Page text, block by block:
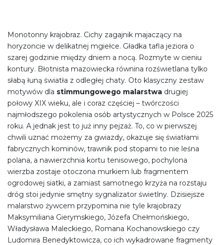
Monotonny krajobraz. Cichy zagajnik majaczący na
horyzoncie w delikatnej mgiełce. Gładka tafla jeziora o
szarej godzinie między dniem a nocą. Rozmyte w cieniu
kontury. Błotnista mazowiecka równina rozświetlana tylko
słabą łuną światła z odległej chaty. Oto klasyczny zestaw
motywów dla stimmungowego malarstwa drugiej
połowy XIX wieku, ale i coraz częściej – twórczości
najmłodszego pokolenia osób artystycznych w Polsce 2025
roku. A jednak jest to już inny pejzaż. To, co w pierwszej
chwili uznać możemy za gwiazdy, okazuje się światłami
fabrycznych kominów, trawnik pod stopami to nie leśna
polana, a nawierzchnia kortu tenisowego, pochylona
wierzba zostaje otoczona murkiem lub fragmentem
ogrodowej siatki, a zamiast samotnego krzyża na rozstaju
dróg stoi jedynie smętny sygnalizator świetlny. Dzisiejsze
malarstwo żywcem przypomina nie tyle krajobrazy
Maksymiliana Gierymskiego, Józefa Chełmońskiego,
Władysława Maleckiego, Romana Kochanowskiego czy
Ludomira Benedyktowicza, co ich wykadrowane fragmenty